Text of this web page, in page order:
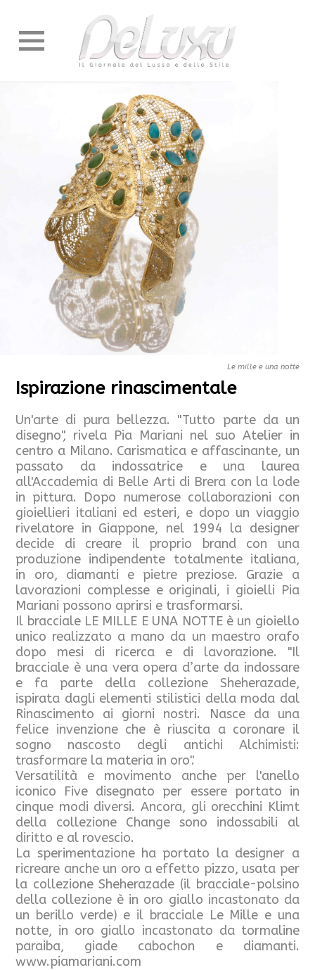
Le mille e una notte
Ispirazione rinascimentale
Un'arte di pura bellezza. "Tutto parte da un
disegno", rivela Pia Mariani nel suo Atelier in
centro a Milano. Carismatica e affascinante, un
passato da indossatrice e una laurea
all'Accademia di Belle Arti di Brera con la lode
in pittura. Dopo numerose collaborazioni con
gioiellieri italiani ed esteri, e dopo un viaggio
rivelatore in Giappone, nel 1994 la designer
decide di creare il proprio brand con una
produzione indipendente totalmente italiana,
in oro, diamanti e pietre preziose. Grazie a
lavorazioni complesse e originali, i gioielli Pia
Mariani possono aprirsi e trasformarsi.
Il bracciale LE MILLE E UNA NOTTE è un gioiello
unico realizzato a mano da un maestro orafo
dopo mesi di ricerca e di lavorazione. "Il
bracciale è una vera opera d’arte da indossare
e fa parte della collezione Sheherazade,
ispirata dagli elementi stilistici della moda dal
Rinascimento ai giorni nostri. Nasce da una
felice invenzione che è riuscita a coronare il
sogno nascosto degli antichi Alchimisti:
trasformare la materia in oro".
Versatilità e movimento anche per l'anello
iconico Five disegnato per essere portato in
cinque modi diversi. Ancora, gli orecchini Klimt
della collezione Change sono indossabili al
diritto e al rovescio.
La sperimentazione ha portato la designer a
ricreare anche un oro a effetto pizzo, usata per
la collezione Sheherazade (il bracciale-polsino
della collezione è in oro giallo incastonato da
un berillo verde) e il bracciale Le Mille e una
notte, in oro giallo incastonato da tormaline
paraiba, giade cabochon e diamanti.
www.piamariani.com